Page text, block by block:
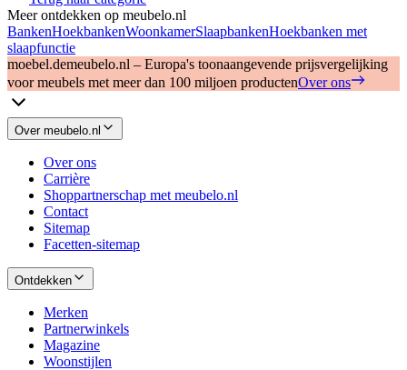
Meer ontdekken op meubelo.nl
BankenHoekbankenWoonkamerSlaapbankenHoekbanken met
slaapfunctie
moebel.demeubelo.nl – Europa's toonaangevende prijsvergelijking
voor meubels met meer dan 100 miljoen productenOver ons
Over meubelo.nl
Over ons
Carrière
Shoppartnerschap met meubelo.nl
Contact
Sitemap
Facetten-sitemap
Ontdekken
Merken
Partnerwinkels
Magazine
Woonstijlen